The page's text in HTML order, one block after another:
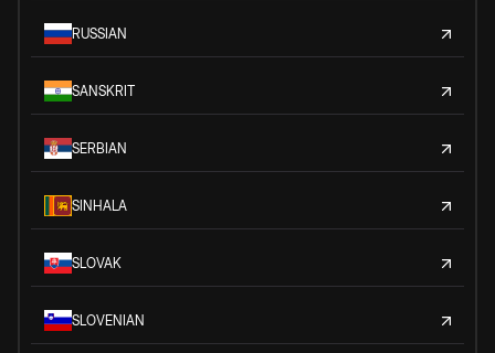
RUSSIAN
SANSKRIT
SERBIAN
SINHALA
SLOVAK
SLOVENIAN